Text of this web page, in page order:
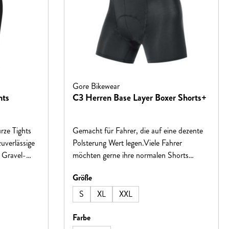
Tights
sorgt
Gore Bikewear
C3 Herren Base Layer Boxer Shorts+
Gemacht für Fahrer, die auf eine dezente
Polsterung Wert legen.Viele Fahrer
möchten gerne ihre normalen Shorts
Polsterung und den Schutz eines
Sitzpolsters verzichten. Diese Boxershorts
bieten beste Atmungsaktivität und
optimalen Sitz, sodass du immer
Größeauswählen
S
XL
XXL
Farbeauswählen